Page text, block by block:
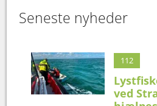
Seneste nyheder
112
ved